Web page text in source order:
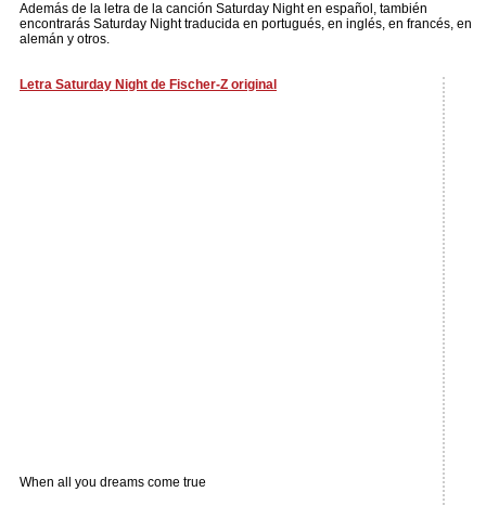
Además de la letra de la canción Saturday Night en español, también
encontrarás Saturday Night traducida en portugués, en inglés, en francés, en
alemán y otros.
Letra Saturday Night de Fischer-Z original
When all you dreams come true